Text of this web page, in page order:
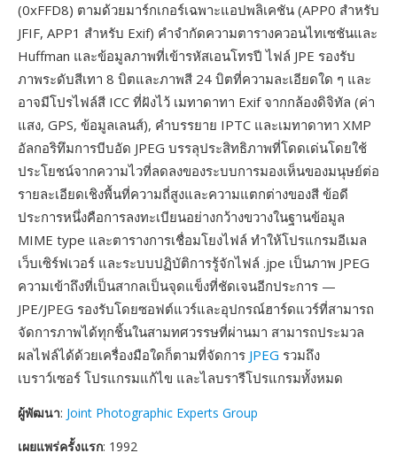
(0xFFD8) ตามด้วยมาร์กเกอร์เฉพาะแอปพลิเคชัน (APP0 สำหรับ
JFIF, APP1 สำหรับ Exif) คำจำกัดความตารางควอนไทเซชันและ
Huffman และข้อมูลภาพที่เข้ารหัสเอนโทรปี ไฟล์ JPE รองรับ
ภาพระดับสีเทา 8 บิตและภาพสี 24 บิตที่ความละเอียดใด ๆ และ
อาจมีโปรไฟล์สี ICC ที่ฝังไว้ เมทาดาทา Exif จากกล้องดิจิทัล (ค่า
แสง, GPS, ข้อมูลเลนส์), คำบรรยาย IPTC และเมทาดาทา XMP
อัลกอริทึมการบีบอัด JPEG บรรลุประสิทธิภาพที่โดดเด่นโดยใช้
ประโยชน์จากความไวที่ลดลงของระบบการมองเห็นของมนุษย์ต่อ
รายละเอียดเชิงพื้นที่ความถี่สูงและความแตกต่างของสี ข้อดี
ประการหนึ่งคือการลงทะเบียนอย่างกว้างขวางในฐานข้อมูล
MIME type และตารางการเชื่อมโยงไฟล์ ทำให้โปรแกรมอีเมล
เว็บเซิร์ฟเวอร์ และระบบปฏิบัติการรู้จักไฟล์ .jpe เป็นภาพ JPEG
ความเข้าถึงที่เป็นสากลเป็นจุดแข็งที่ชัดเจนอีกประการ —
JPE/JPEG รองรับโดยซอฟต์แวร์และอุปกรณ์ฮาร์ดแวร์ที่สามารถ
จัดการภาพได้ทุกชิ้นในสามทศวรรษที่ผ่านมา สามารถประมวล
ผลไฟล์ได้ด้วยเครื่องมือใดก็ตามที่จัดการ JPEG รวมถึง
เบราว์เซอร์ โปรแกรมแก้ไข และไลบรารีโปรแกรมทั้งหมด
ผู้พัฒนา: Joint Photographic Experts Group
เผยแพร่ครั้งแรก: 1992